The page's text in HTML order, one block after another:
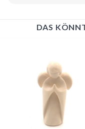
DAS